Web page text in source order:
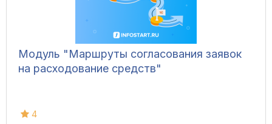
Модуль "Маршруты согласования заявок
на расходование средств"
4